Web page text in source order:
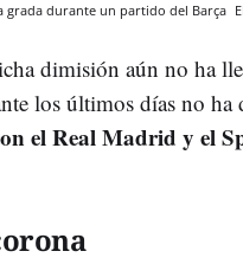
grada durante un partido del Barça
dimisión aún no ha
los últimos días no ha
el Real Madrid y el